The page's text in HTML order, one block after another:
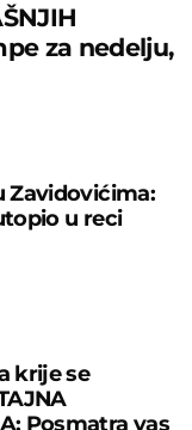
za nedelju,
Zavidovićima:
u reci
krije se
Posmatra vas